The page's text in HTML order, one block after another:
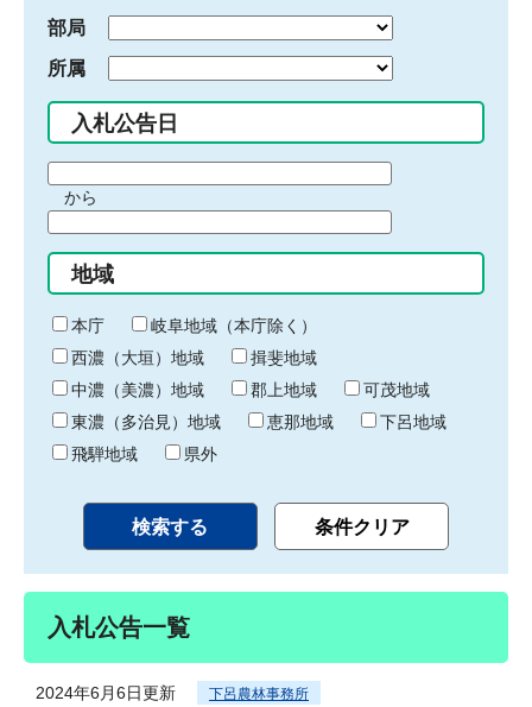
部局
所属
入札公告日
間
始
り
から
間
終
わ
り
地域
本庁
岐阜地域（本庁除く）
西濃（大垣）地域
揖斐地域
中濃（美濃）地域
郡上地域
可茂地域
東濃（多治見）地域
恵那地域
下呂地域
飛騨地域
県外
入札公告一覧
2024年6月6日更新 下呂農林事務所